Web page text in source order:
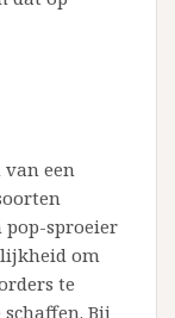
een
pop-sproeier
om
te
Bij